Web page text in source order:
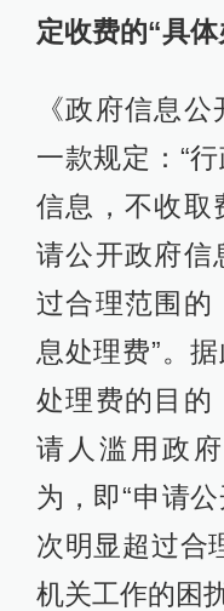
定收费的“具体
《政府信息
一款规定：“
信息，不收取
请公开政府信
过合理范围的
息处理费”。
处理费的目的
请人滥用政
为，即“申请
次明显超过合
机关工作的困